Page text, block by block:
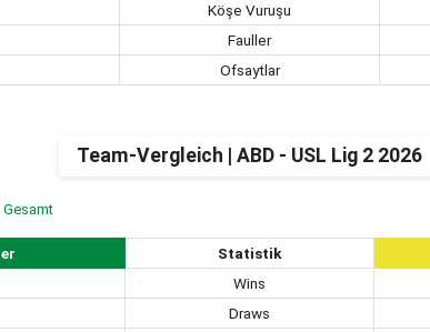
Köşe Vuruşu
Fauller
Ofsaytlar
Team-Vergleich | ABD - USL Lig 2 2026
Gesamt
Statistik
Wins
Draws